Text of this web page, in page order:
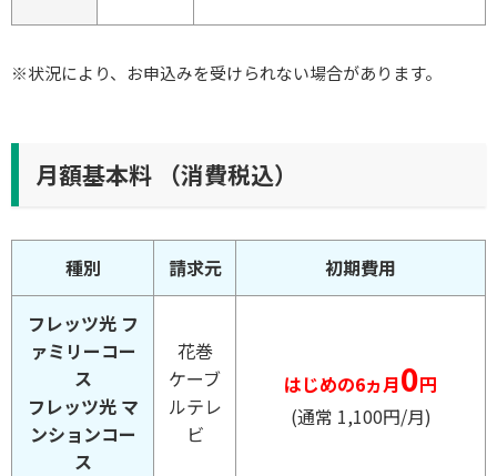
※状況により、お申込みを受けられない場合があります。
月額基本料 （消費税込）
種別 請求元 初期費用
フレッツ光 フ
ァミリーコー
ス
フレッツ光 マ
ンションコー
ス
花巻
ケーブ
ルテレ
ビ
はじめの6ヵ月0円
(通常 1,100円/月)